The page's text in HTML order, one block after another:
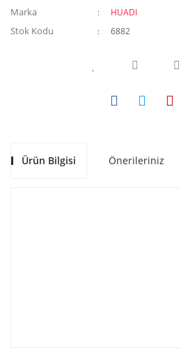
Marka HUADI
Stok Kodu 6882
Ürün Bilgisi Önerileriniz